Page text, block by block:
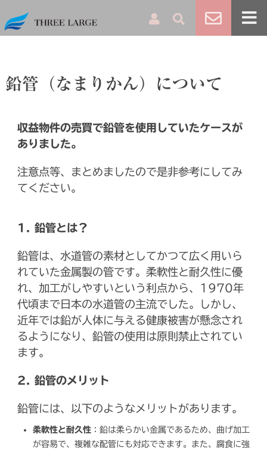
鉛管（なまりかん）について
収益物件の売買で鉛管を使用していたケースが
ありました。
注意点等、まとめましたので是非参考にしてみ
てください。
1. 鉛管とは？
鉛管は、水道管の素材としてかつて広く用いら
れていた金属製の管です。柔軟性と耐久性に優
れ、加工がしやすいという利点から、1970年
代頃まで日本の水道管の主流でした。しかし、
近年では鉛が人体に与える健康被害が懸念され
るようになり、鉛管の使用は原則禁止されてい
ます。
2. 鉛管のメリット
鉛管には、以下のようなメリットがあります。
柔軟性と耐久性：鉛は柔らかい金属であるため、曲げ加工
が容易で、複雑な配管にも対応できます。また、腐食に強